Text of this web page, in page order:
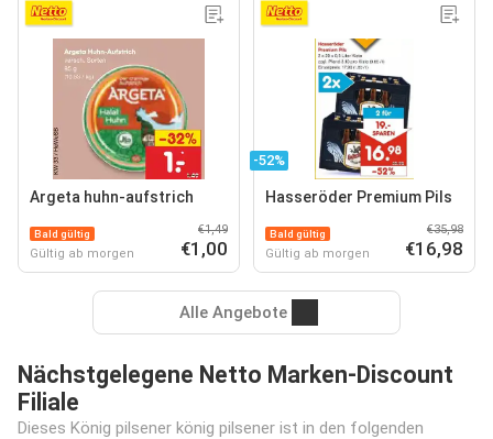
Argeta huhn-aufstrich
Bald gültig
Gültig ab morgen
€1,49
€1,00
-52%
Hasseröder Premium Pils
Bald gültig
Gültig ab morgen
€35,98
€16,98
Alle Angebote
Nächstgelegene Netto Marken-Discount
Filiale
Dieses König pilsener könig pilsener ist in den folgenden